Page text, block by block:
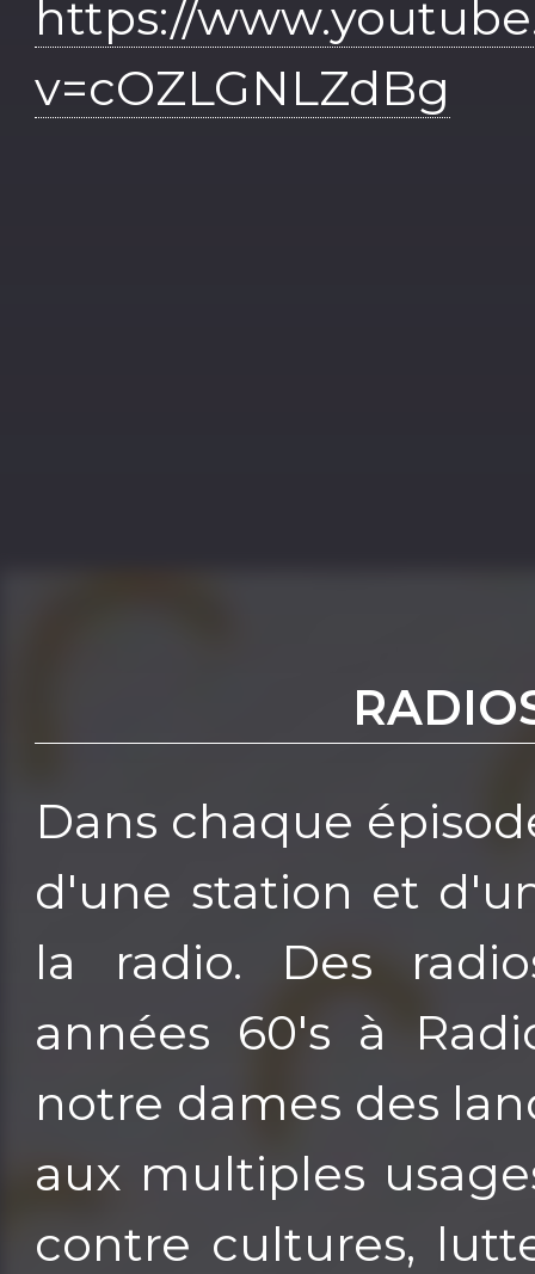
https://
v=cOZLGNLZdBg
Dans chaque
d'une station et
la radio. Des
années 60's à
notre dames des
aux multiples
contre cultures,